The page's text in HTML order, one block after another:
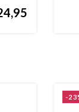
-